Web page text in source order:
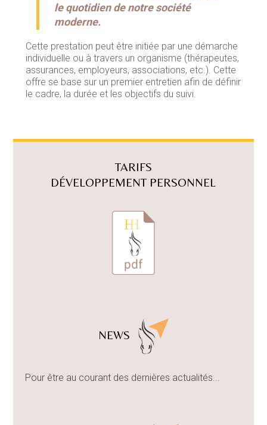
le quotidien de notre société
moderne.
Cette prestation peut être initiée par une démarche
individuelle ou à travers un organisme (thérapeutes,
assurances, employeurs, associations, etc.). Cette
offre se base sur un premier entretien afin de définir
le cadre, la durée et les objectifs du suivi.
TARIFS
DÉVELOPPEMENT PERSONNEL
NEWS
Pour être au courant des dernières actualités...